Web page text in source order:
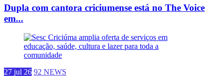
Dupla com cantora criciumense está no The Voice
em...
27 jul 26 92 NEWS